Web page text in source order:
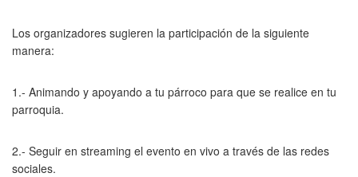
Los organizadores sugieren la participación de la siguiente
manera:
1.- Animando y apoyando a tu párroco para que se realice en tu
parroquia.
2.- Seguir en streaming el evento en vivo a través de las redes
sociales.